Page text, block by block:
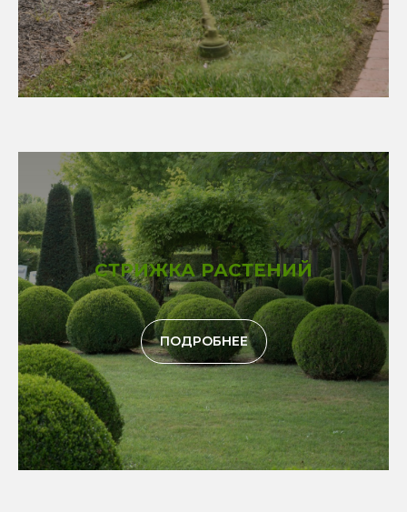
СТРИЖКА РАСТЕНИЙ
ПОДРОБНЕЕ
© 2026 Ландарк. Все права защищены.
Политика конфиденциальности